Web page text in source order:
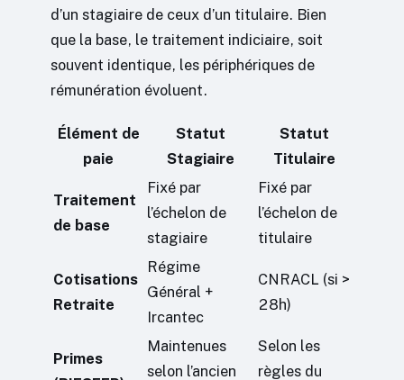
d’un stagiaire de ceux d’un titulaire. Bien
que la base, le traitement indiciaire, soit
souvent identique, les périphériques de
rémunération évoluent.
Élément de
paie
Statut
Stagiaire
Statut
Titulaire
Traitement
de base
Fixé par
l’échelon de
stagiaire
Fixé par
l’échelon de
titulaire
Cotisations
Retraite
Régime
Général +
Ircantec
CNRACL (si >
28h)
Primes
Maintenues
selon l’ancien
Selon les
règles du